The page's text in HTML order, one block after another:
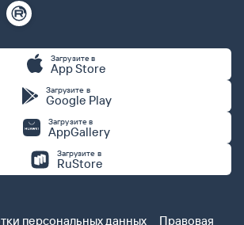
Загрузите в
App Store
Загрузите в
Google Play
Загрузите в
AppGallery
Загрузите в
RuStore
персональных данных Правовая